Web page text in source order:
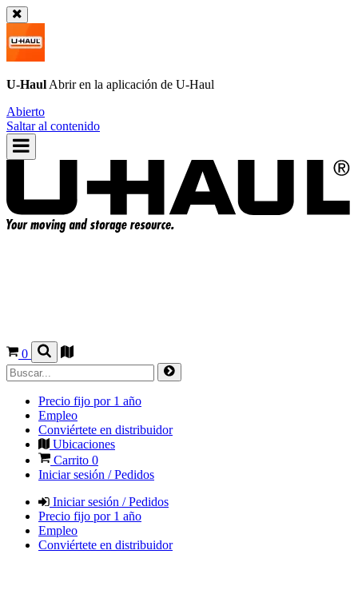
U-Haul Abrir en la aplicación de U-Haul
Abierto
Saltar al contenido
0
Precio fijo por 1 año
Empleo
Conviértete en distribuidor
Ubicaciones
Carrito 0
Iniciar sesión / Pedidos
Iniciar sesión / Pedidos
Precio fijo por 1 año
Empleo
Conviértete en distribuidor